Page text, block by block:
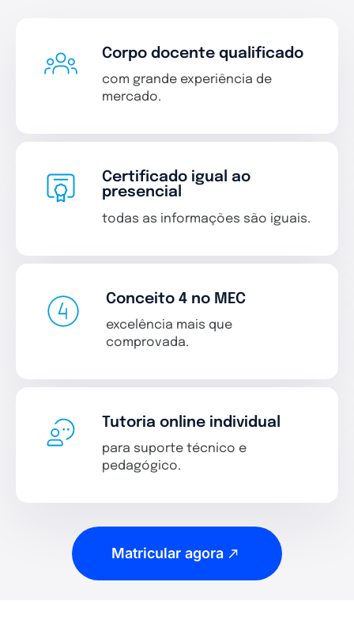
Corpo docente qualificado
com grande experiência de
mercado.
Certificado igual ao
presencial
todas as informações são iguais.
Conceito 4 no MEC
excelência mais que
comprovada.
Tutoria online individual
para suporte técnico e
pedagógico.
Matricular agora